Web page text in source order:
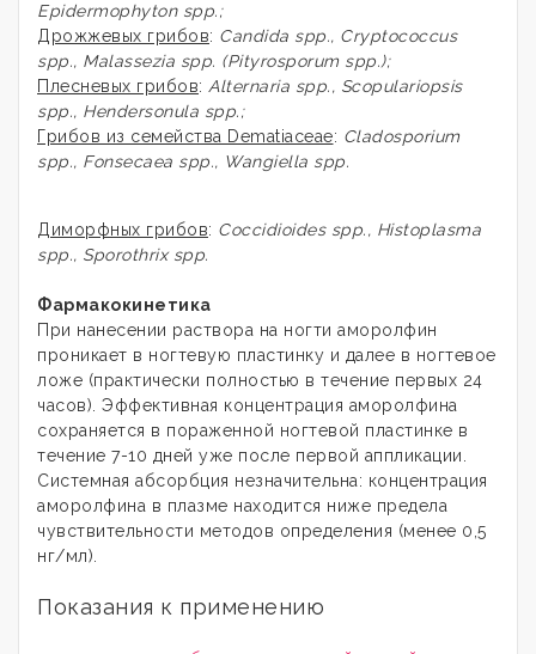
Epidermophyton spp.;
Дрожжевых грибов: Candida spp., Cryptococcus
spp., Malassezia spp. (Pityrosporum spp.);
Плесневых грибов: Alternaria spp., Scopulariopsis
spp., Hendersonula spp.;
Грибов из семейства Dematiaceae: Cladosporium
spp., Fonsecaea spp., Wangiella spp.
Диморфных грибов: Coccidioides spp., Histoplasma
spp., Sporothrix spp.
Фармакокинетика
При нанесении раствора на ногти аморолфин
проникает в ногтевую пластинку и далее в ногтевое
ложе (практически полностью в течение первых 24
часов). Эффективная концентрация аморолфина
сохраняется в пораженной ногтевой пластинке в
течение 7-10 дней уже после первой аппликации.
Системная абсорбция незначительна: концентрация
аморолфина в плазме находится ниже предела
чувствительности методов определения (менее 0,5
нг/мл).
Показания к применению